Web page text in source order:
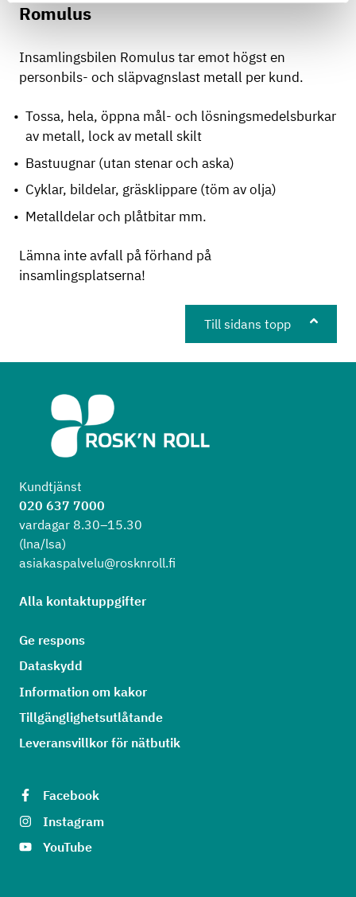
Romulus
Insamlingsbilen Romulus tar emot högst en
personbils- och släpvagnslast metall per kund.
Tossa, hela, öppna mål- och lösningsmedelsburkar
av metall, lock av metall skilt
Bastuugnar (utan stenar och aska)
Cyklar, bildelar, gräsklippare (töm av olja)
Metalldelar och plåtbitar mm.
Lämna inte avfall på förhand på
insamlingsplatserna!
Till sidans topp
Kundtjänst
020 637 7000
vardagar 8.30–15.30
(lna/lsa)
asiakaspalvelu@rosknroll.fi
Alla kontaktuppgifter
Ge respons
Dataskydd
Information om kakor
Tillgänglighetsutlåtande
Leveransvillkor för nätbutik
Facebook
Instagram
YouTube